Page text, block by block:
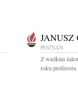
JANUSZ
POZNAŃ
Z wielkim
roku profesora